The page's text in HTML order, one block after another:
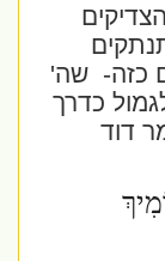
שה'
כדרך
דוד